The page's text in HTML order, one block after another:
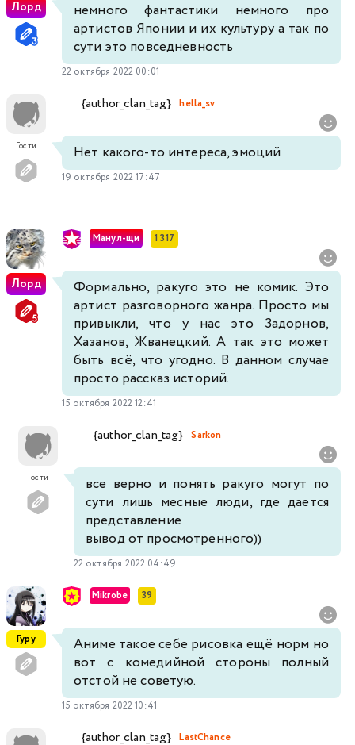
Лорд
немного фантастики немного про
артистов Японии и их культуру а так по
сути это повседневность
22 октября 2022 00:01
Гости
{author_clan_tag} hella_sv
Нет какого-то интереса, эмоций
19 октября 2022 17:47
Лорд
Манул-щи 1 317
Формально, ракуго это не комик. Это
артист разговорного жанра. Просто мы
привыкли, что у нас это Задорнов,
Хазанов, Жванецкий. А так это может
быть всё, что угодно. В данном случае
просто рассказ историй.
15 октября 2022 12:41
Гости
{author_clan_tag} Sarkon
все верно и понять ракуго могут по
сути лишь месные люди, где дается
представление
вывод от просмотренного))
22 октября 2022 04:49
Гуру
Mikrobe 39
Аниме такое себе рисовка ещё норм но
вот с комедийной стороны полный
отстой не советую.
15 октября 2022 10:41
{author_clan_tag} LastChance